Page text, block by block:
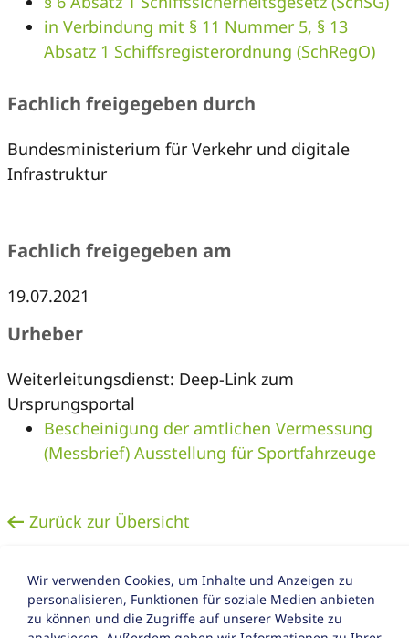
in Verbindung mit § 11 Nummer 5, § 13
Absatz 1 Schiffsregisterordnung (SchRegO)
Fachlich freigegeben durch
Bundesministerium für Verkehr und digitale
Infrastruktur
Fachlich freigegeben am
19.07.2021
Urheber
Weiterleitungsdienst: Deep-Link zum
Ursprungsportal
Bescheinigung der amtlichen Vermessung
(Messbrief) Ausstellung für Sportfahrzeuge
Zurück zur Übersicht
Wir verwenden Cookies, um Inhalte und Anzeigen zu
personalisieren, Funktionen für soziale Medien anbieten
zu können und die Zugriffe auf unserer Website zu